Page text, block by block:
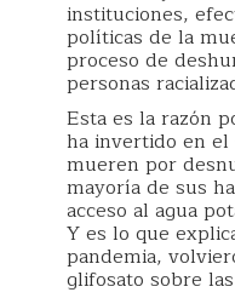
instituciones,
políticas de la
proceso de
personas
Esta es la razón
ha invertido en el
mueren por
mayoría de sus
acceso al agua
Y es lo que
pandemia,
glifosato sobre